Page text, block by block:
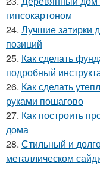
гипсокартоном
24. Лучшие затирки
позиций
25. Как сделать
подробный
26. Как сделать
руками пошагово
27. Как построить
дома
28. Стильный и
металлическом